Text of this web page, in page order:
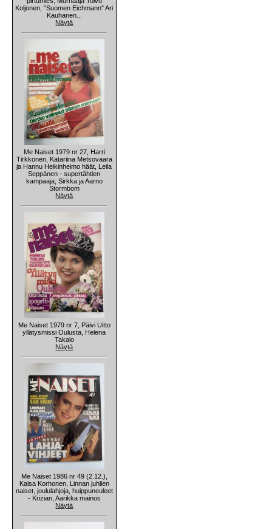
Koljonen, "Suomen Eichmann" Ari
Kauhanen...
Näytä
Me Naiset 1979 nr 27, Harri
Tirkkonen, Katariina Metsovaara
ja Hannu Heikinheimo häät, Leila
Seppänen - supertähtien
kampaaja, Sirkka ja Aarno
Stormbom
Näytä
Me Naiset 1979 nr 7, Päivi Uitto
yllätysmissi Oulusta, Helena
Takalo
Näytä
Me Naiset 1986 nr 49 (2.12.),
Kaisa Korhonen, Linnan juhlien
naiset, joululahjoja, huippuneuleet
- Krizian, Aarikka mainos
Näytä